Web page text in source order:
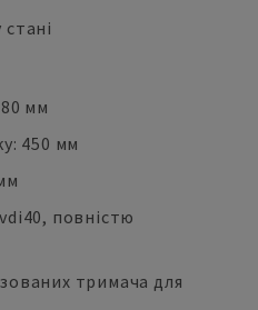
мм
450 мм
повністю
тримача для